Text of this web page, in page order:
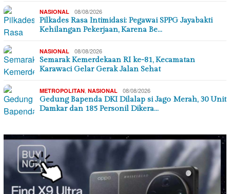
NASIONAL 08/08/2026
Pilkades Rasa Intimidasi: Pegawai SPPG Jayabakti
Kehilangan Pekerjaan, Karena Be…
NASIONAL 08/08/2026
Semarak Kemerdekaan RI ke-81, Kecamatan
Karawaci Gelar Gerak Jalan Sehat
METROPOLITAN NASIONAL 08/08/2026
Gedung Bapenda DKI Dilalap si Jago Merah, 30 Unit
Damkar dan 185 Personil Dikera…